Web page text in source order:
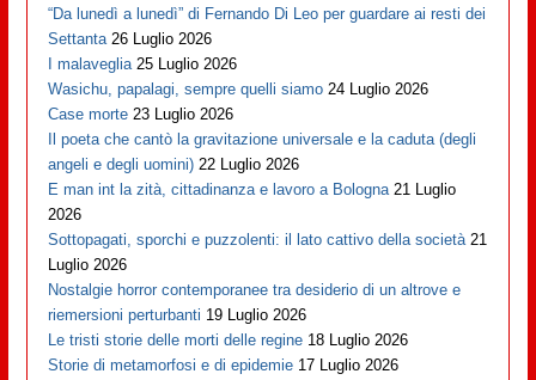
“Da lunedì a lunedì” di Fernando Di Leo per guardare ai resti dei
Settanta 26 Luglio 2026
I malaveglia 25 Luglio 2026
Wasichu, papalagi, sempre quelli siamo 24 Luglio 2026
Case morte 23 Luglio 2026
Il poeta che cantò la gravitazione universale e la caduta (degli
angeli e degli uomini) 22 Luglio 2026
E man int la zità, cittadinanza e lavoro a Bologna 21 Luglio
2026
Sottopagati, sporchi e puzzolenti: il lato cattivo della società 21
Luglio 2026
Nostalgie horror contemporanee tra desiderio di un altrove e
riemersioni perturbanti 19 Luglio 2026
Le tristi storie delle morti delle regine 18 Luglio 2026
Storie di metamorfosi e di epidemie 17 Luglio 2026